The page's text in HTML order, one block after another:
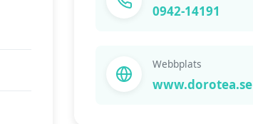
0942-14191
Webbplats
www.dorotea.se